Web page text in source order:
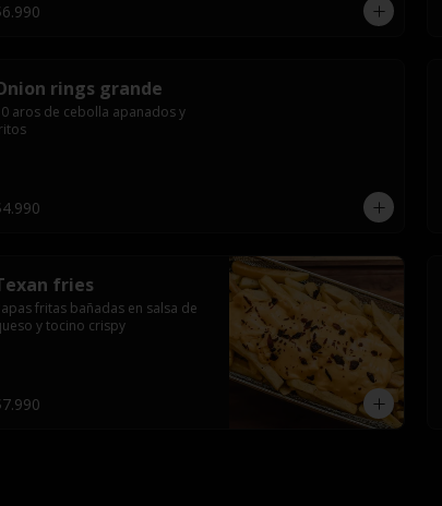
rings grande
aros de cebolla apanados y
fries
fritas bañadas en salsa de
y tocino crispy